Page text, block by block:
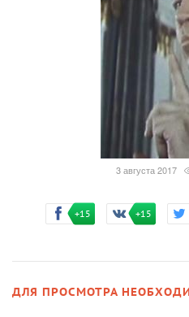
3 августа 2017
+15 +15
ДЛЯ ПРОСМОТРА